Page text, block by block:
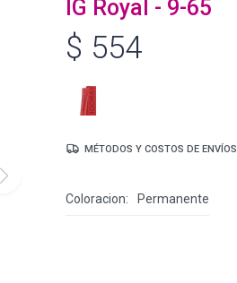
IG Royal - 9-65
$ 554
MÉTODOS Y COSTOS DE ENVÍOS
Coloracion Permanente